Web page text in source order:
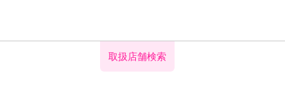
取扱店舗検索